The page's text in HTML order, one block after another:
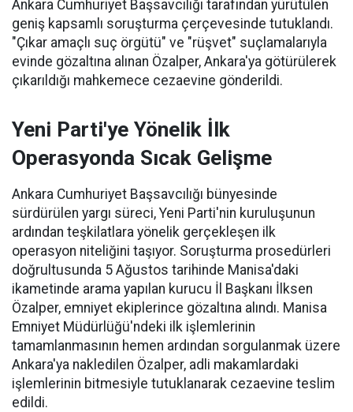
Ankara Cumhuriyet Başsavcılığı tarafından yürütülen
geniş kapsamlı soruşturma çerçevesinde tutuklandı.
"Çıkar amaçlı suç örgütü" ve "rüşvet" suçlamalarıyla
evinde gözaltına alınan Özalper, Ankara'ya götürülerek
çıkarıldığı mahkemece cezaevine gönderildi.
Yeni Parti'ye Yönelik İlk
Operasyonda Sıcak Gelişme
Ankara Cumhuriyet Başsavcılığı bünyesinde
sürdürülen yargı süreci, Yeni Parti'nin kuruluşunun
ardından teşkilatlara yönelik gerçekleşen ilk
operasyon niteliğini taşıyor. Soruşturma prosedürleri
doğrultusunda 5 Ağustos tarihinde Manisa'daki
ikametinde arama yapılan kurucu İl Başkanı İlksen
Özalper, emniyet ekiplerince gözaltına alındı. Manisa
Emniyet Müdürlüğü'ndeki ilk işlemlerinin
tamamlanmasının hemen ardından sorgulanmak üzere
Ankara'ya nakledilen Özalper, adli makamlardaki
işlemlerinin bitmesiyle tutuklanarak cezaevine teslim
edildi.